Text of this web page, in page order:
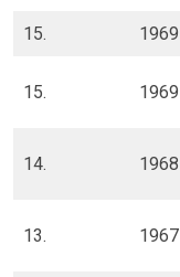
15.​ 1969
15.​ ​1969
​14. 1968​
13.​ ​1967